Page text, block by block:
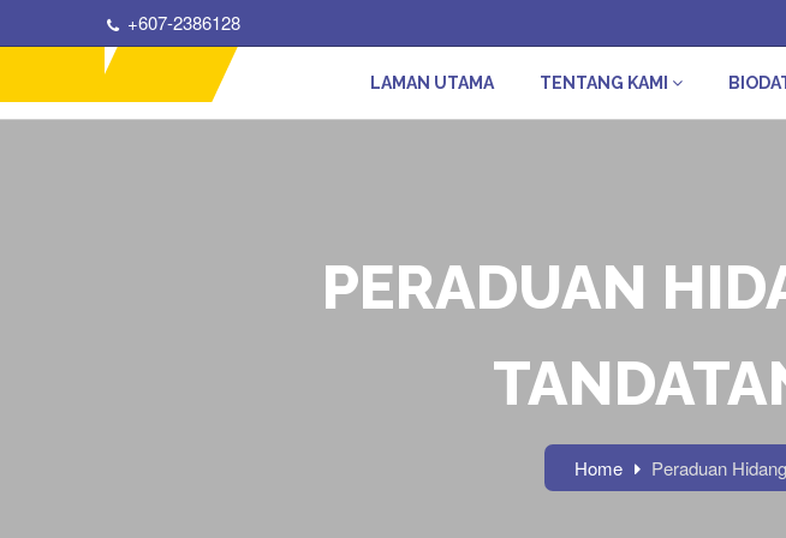
+607-2386128
LAMAN UTAMA TENTANG KAMI
PERADUAN
Home Peraduan